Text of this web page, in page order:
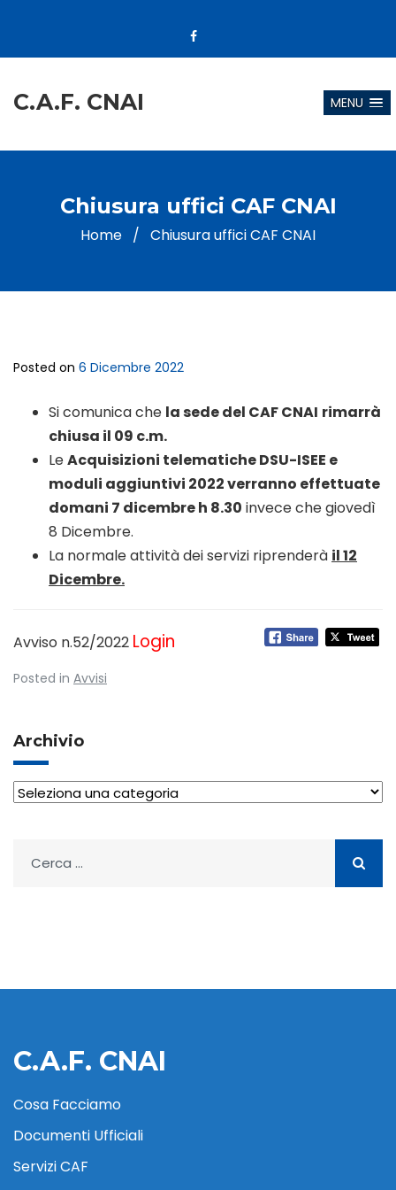
C.A.F. CNAI MENU
Chiusura uffici CAF CNAI
Home / Chiusura uffici CAF CNAI
Posted on 6 Dicembre 2022
Si comunica che la sede del CAF CNAI rimarrà
chiusa il 09 c.m.
LeAcquisizioni telematiche DSU-ISEE e
moduli aggiuntivi 2022verranno effettuate
domani 7 dicembre h 8.30 invece che giovedì
8 Dicembre.
La normale attività dei servizi riprenderà il 12
Dicembre.
Avviso n.52/2022 Login
Posted in Avvisi
Archivio
Archivio
per:
C.A.F. CNAI
Cosa Facciamo
Documenti Ufficiali
Servizi CAF